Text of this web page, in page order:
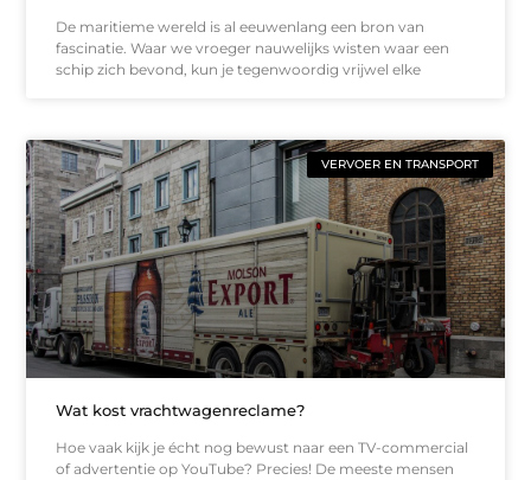
De maritieme wereld is al eeuwenlang een bron van
fascinatie. Waar we vroeger nauwelijks wisten waar een
schip zich bevond, kun je tegenwoordig vrijwel elke
VERVOER EN TRANSPORT
Wat kost vrachtwagenreclame?
Hoe vaak kijk je écht nog bewust naar een TV-commercial
of advertentie op YouTube? Precies! De meeste mensen